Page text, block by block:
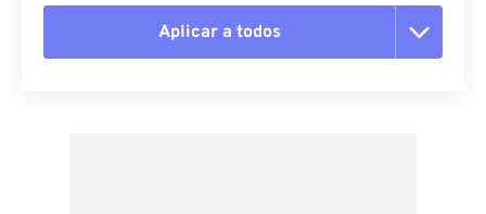
Aplicar a todos